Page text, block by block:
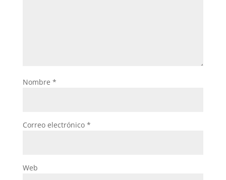
Nombre *
Correo electrónico *
Web